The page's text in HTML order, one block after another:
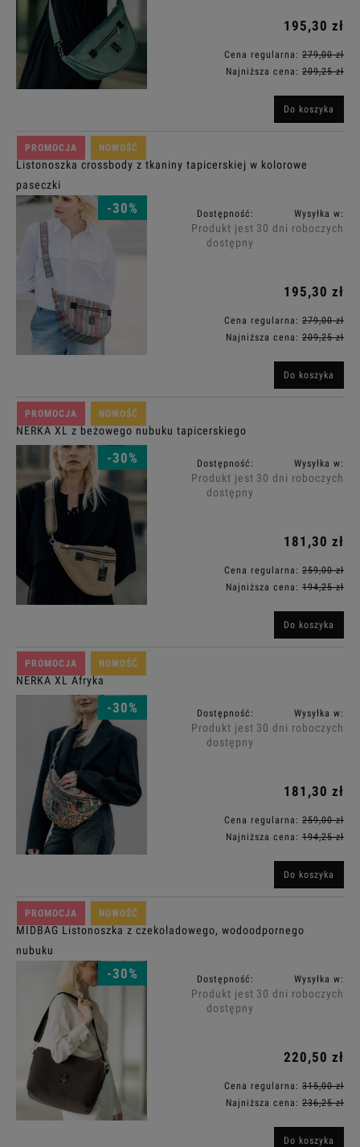
195,30 zł
Cena regularna: 279,00 zł
Najniższa cena: 209,25 zł
Do koszyka
Listonoszka crossbody z tkaniny tapicerskiej w kolorowe
paseczki
-30% Dostępność:
Produkt jest
dostępny
Wysyłka w:
30 dni roboczych
195,30 zł
Cena regularna: 279,00 zł
Najniższa cena: 209,25 zł
Do koszyka
PROMOCJA NOWOŚĆ
NERKA XL z beżowego nubuku tapicerskiego
-30% Dostępność:
Produkt jest
dostępny
Wysyłka w:
30 dni roboczych
181,30 zł
Cena regularna: 259,00 zł
Najniższa cena: 194,25 zł
Do koszyka
PROMOCJA NOWOŚĆ
NERKA XL Afryka
-30% Dostępność:
Produkt jest
dostępny
Wysyłka w:
30 dni roboczych
181,30 zł
Cena regularna: 259,00 zł
Najniższa cena: 194,25 zł
Do koszyka
PROMOCJA NOWOŚĆ
MIDBAG Listonoszka z czekoladowego, wodoodpornego
nubuku
-30% Dostępność:
Produkt jest
dostępny
Wysyłka w:
30 dni roboczych
220,50 zł
Cena regularna: 315,00 zł
Najniższa cena: 236,25 zł
Do koszyka
PROMOCJA NOWOŚĆ